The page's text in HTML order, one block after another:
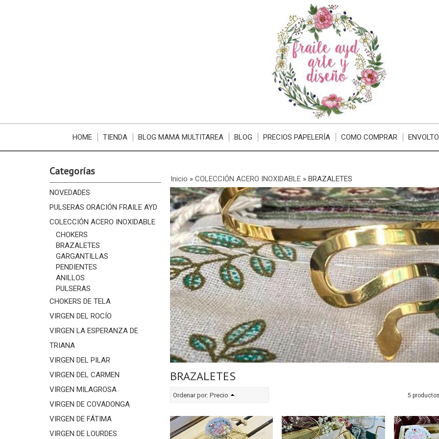
HOME TIENDA BLOG MAMA MULTITAREA BLOG PRECIOS PAPELERÍA COMO COMPRAR
Categorías
NOVEDADES
PULSERAS ORACIÓN FRAILE AYD
COLECCIÓN ACERO INOXIDABLE
CHOKERS
BRAZALETES
GARGANTILLAS
PENDIENTES
ANILLOS
PULSERAS
CHOKERS DE TELA
VIRGEN DEL ROCÍO
VIRGEN LA ESPERANZA DE
TRIANA
VIRGEN DEL PILAR
VIRGEN DEL CARMEN
VIRGEN MILAGROSA
VIRGEN DE COVADONGA
VIRGEN DE FÁTIMA
VIRGEN DE LOURDES
Inicio » COLECCIÓN ACERO INOXIDABLE» BRAZALETES
BRAZALETES
Ordenar por: Precio 5